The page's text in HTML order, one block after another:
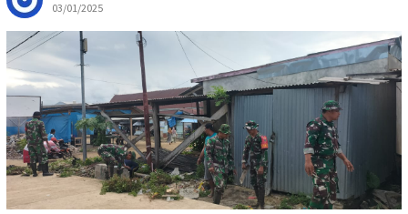
03/01/2025